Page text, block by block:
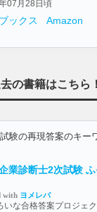
07月28日頃
ックス Amazon
の書籍はこちら！
験の再現答案のキー
業診断士2次試験
with ヨメレバ
いな合格答案プロジェ